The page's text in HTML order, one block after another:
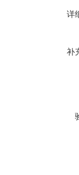
详
补